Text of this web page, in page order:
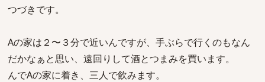
つづきです。
Aの家は２〜３分で近いんですが、手ぶらで行くのもなん
だかなぁと思い、遠回りして酒とつまみを買います。
んでAの家に着き、三人で飲みます。